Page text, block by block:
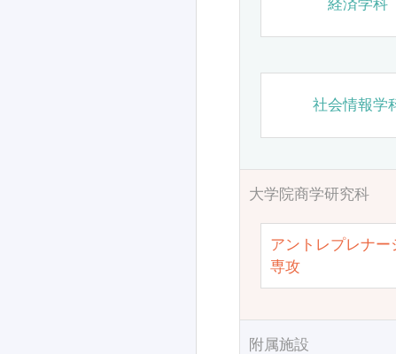
経済学科
社会情報学
大学院商学研究科
アントレプレナー
専攻
附属施設